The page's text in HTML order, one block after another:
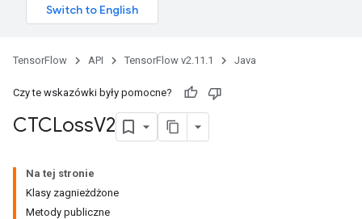
TensorFlow API TensorFlow v2.11.1 Java
Czy te wskazówki były pomocne?
CTCLossV2
Na tej stronie
Klasy zagnieżdżone
Metody publiczne